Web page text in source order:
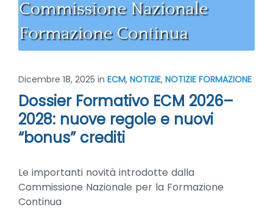
Dicembre 18, 2025 in ECM, NOTIZIE, NOTIZIE FORMAZIONE
Dossier Formativo ECM 2026–
2028: nuove regole e nuovi
“bonus” crediti
Le importanti novità introdotte dalla
Commissione Nazionale per la Formazione
Continua